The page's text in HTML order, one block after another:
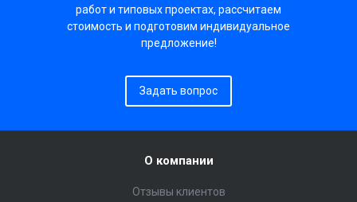
работ и типовых проектах, рассчитаем
стоимость и подготовим индивидуальное
предложение!
Задать вопрос
О компании
Отзывы клиентов